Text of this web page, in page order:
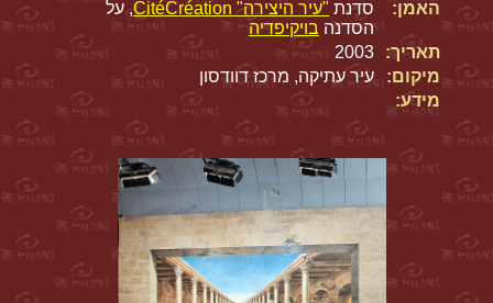
האמן: סדנת "עיר היצירה" CitéCréation
, על
הסדנה בויקיפדיה
תאריך:
2003
מיקום:
עיר עתיקה, מרכז דוודסון
מידע: